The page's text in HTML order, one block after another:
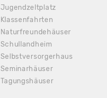
Jugendzeltplatz
Klassenfahrten
Naturfreundehäuser
Schullandheim
Selbstversorgerhaus
Seminarhäuser
Tagungshäuser